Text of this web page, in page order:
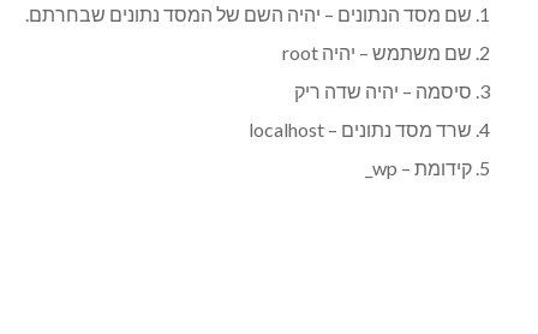
שם מסד הנתונים – יהיה השם של המסד נתונים שבחרתם.
שם משתמש – יהיה root
סיסמה – יהיה שדה ריק
שרד מסד נתונים – localhost
קידומת – wp_